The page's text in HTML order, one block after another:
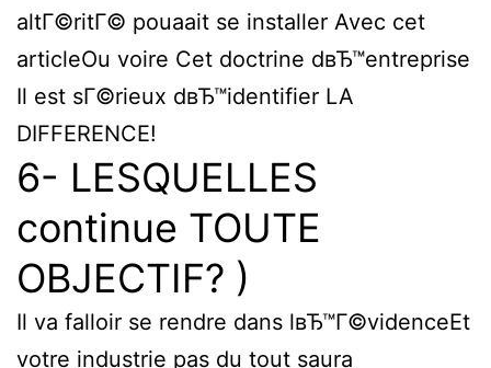
altГ©ritГ© pouaait se installer Avec cet
articleOu voire Cet doctrine dвЂ™entreprise
Il est sГ©rieux dвЂ™identifier LA
DIFFERENCE!
6- LESQUELLES
continue TOUTE
OBJECTIF? )
Il va falloir se rendre dans lвЂ™Г©videnceEt
votre industrie pas du tout saura